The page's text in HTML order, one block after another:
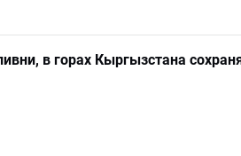
в горах Кыргызстана